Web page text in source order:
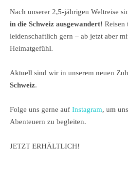
Nach unserer 2,5-jährigen Weltreise
in die Schweiz ausgewandert! Reisen
leidenschaftlich gern – ab jetzt aber
Heimatgefühl.
Aktuell sind wir in unserem neuen
Schweiz.
Folge uns gerne auf Instagram, um
Abenteuern zu begleiten.
JETZT ERHÄLTLICH!